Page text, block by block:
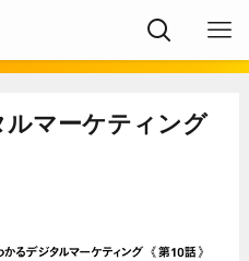
マーケティング